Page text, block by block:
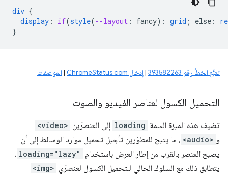
div {
display : if(style(--layout : fancy) : grid ; else :
}
تتبُّع الخطأ رقم 393582263 |إدخال ChromeStatus.com |المواصفات
التحميل الكسول لعناصر الفيديو والصوت
تضيف هذه الميزة السمة loading إلى العنصرَين <video>
و <audio> ، ما يتيح للمطوّرين تأجيل تحميل موارد الوسائط إلى أن
يصبح العنصر بالقرب من إطار العرض باستخدام
loading="lazy"
.
يتطابق ذلك مع السلوك الحالي للتحميل الكسول لعنصرَي <img>